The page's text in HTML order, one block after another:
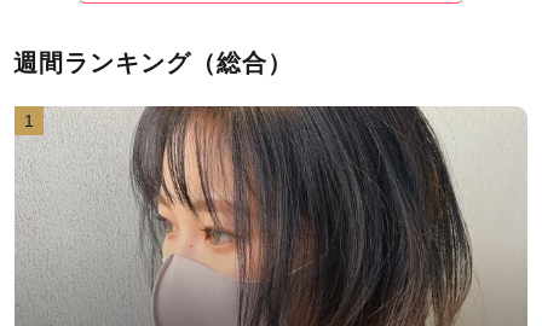
週間ランキング（総合）
1